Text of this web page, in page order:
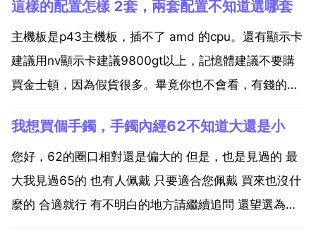
這樣的配置怎樣 2套，兩套配置不知道選哪套
主機板是p43主機板，插不了 amd 的cpu。還有顯示卡
建議用nv顯示卡建議9800gt以上，記憶體建議不要購
買金士頓，因為假貨很多。畢竟你也不會看，有錢的話
用我推存給你的吧 康舒 acbel 電源 intelligent
power43...
我想買個手鐲，手鐲內經62不知道大還是小
您好，62的圈口相對還是偏大的 但是，也是見過的 最
大我見過65的 也有人佩戴 只要適合您佩戴 買來也沒什
麼的 合適就行 有不明白的地方請繼續追問 還望選為滿